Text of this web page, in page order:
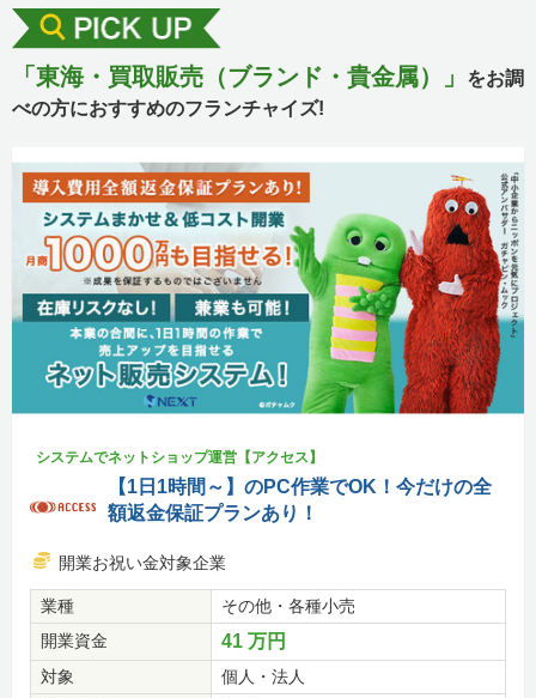
「東海・買取販売（ブランド・貴金属）」
をお調
べの方におすすめのフランチャイズ!
システムでネットショップ運営【アクセス】
【1日1時間～】のPC作業でOK！今だけの全
額返金保証プランあり！
開業お祝い金対象企業
業種
その他・各種小売
開業資金
41 万円
対象
個人・法人